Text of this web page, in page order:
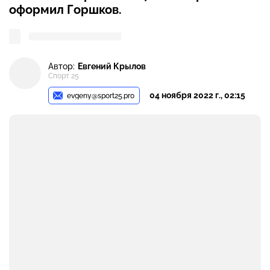
оформил Горшков.
Автор: Евгений Крылов
Спорт 25
evgeny@sport25.pro 04 ноября 2022 г., 02:15